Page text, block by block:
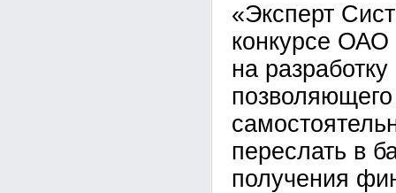
«Эксперт
конкурсе ОАО
на
переслать в
получения